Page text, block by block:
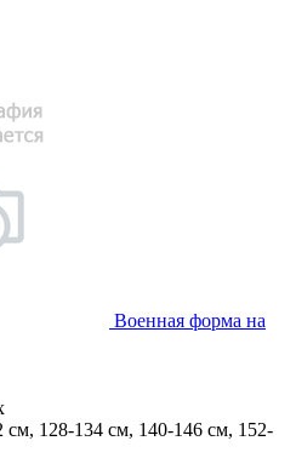
Военная форма на
см, 128-134 см, 140-146 см, 152-